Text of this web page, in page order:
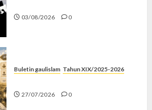
03/08/2026 0
Buletin gaulislam Tahun XIX/2025-2026
27/07/2026 0